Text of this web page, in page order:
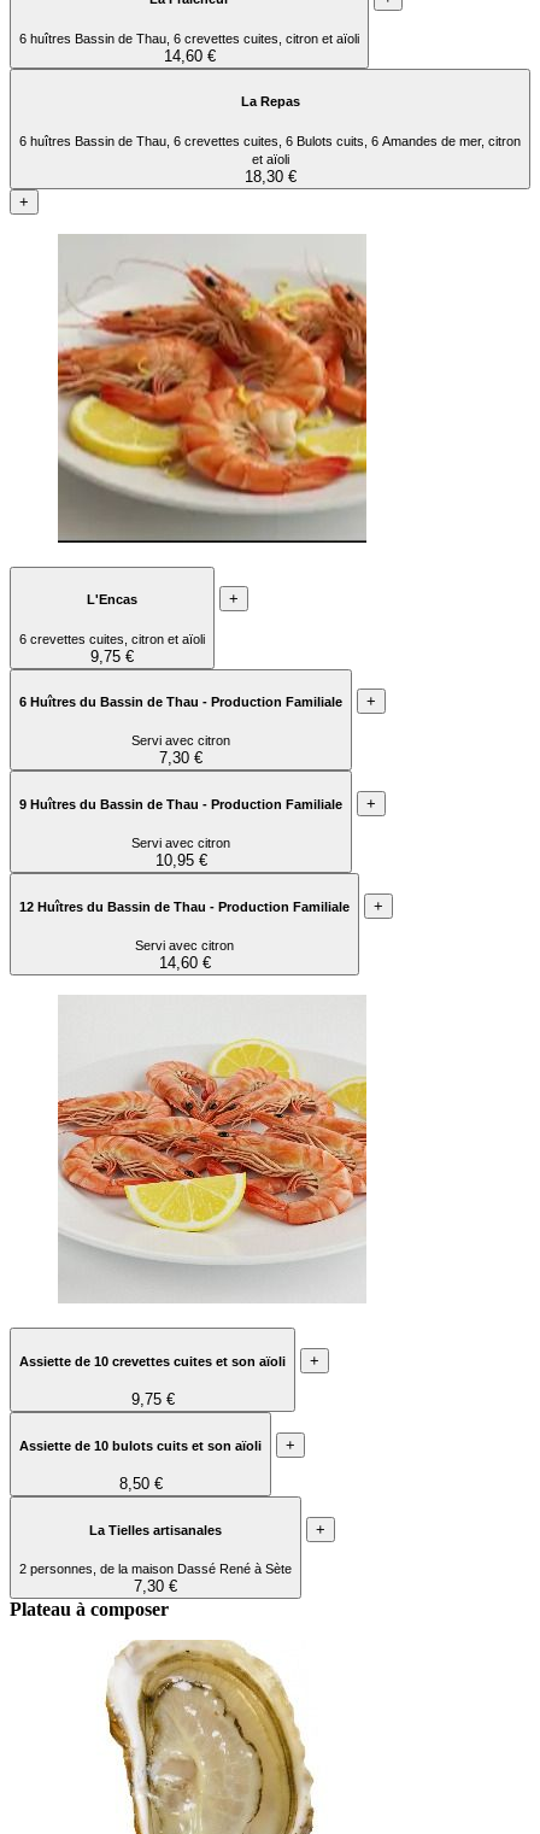
6 huîtres Bassin de Thau, 6 crevettes cuites, citron et aïoli
14,60 €
La Repas
6 huîtres Bassin de Thau, 6 crevettes cuites, 6 Bulots cuits, 6 Amandes de mer, citron
et aïoli
18,30 €
+
L'Encas
6 crevettes cuites, citron et aïoli
9,75 €
+
6 Huîtres du Bassin de Thau - Production Familiale
Servi avec citron
7,30 €
+
9 Huîtres du Bassin de Thau - Production Familiale
Servi avec citron
10,95 €
+
12 Huîtres du Bassin de Thau - Production Familiale
Servi avec citron
14,60 €
+
Assiette de 10 crevettes cuites et son aïoli
9,75 €
+
Assiette de 10 bulots cuits et son aïoli
8,50 €
+
La Tielles artisanales
2 personnes, de la maison Dassé René à Sète
7,30 €
+
Plateau à composer